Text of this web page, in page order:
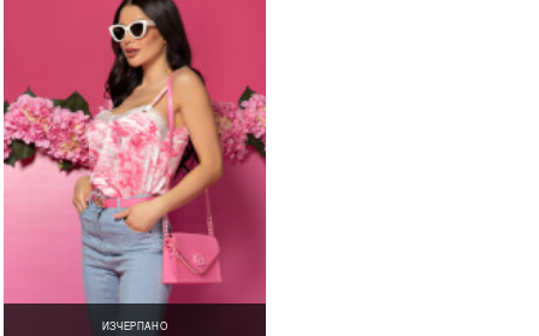
ИЗЧЕРПАНО